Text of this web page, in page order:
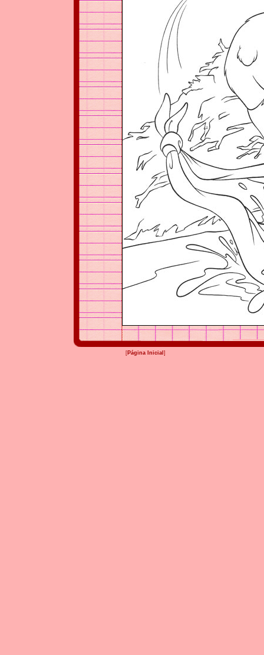
[Página Inicial ]